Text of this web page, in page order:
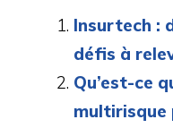
Insurtech :
défis à
Qu’est-ce
multirisque